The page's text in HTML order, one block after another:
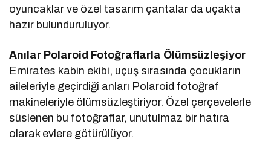
oyuncaklar ve özel tasarım çantalar da uçakta
hazır bulunduruluyor.
Anılar Polaroid Fotoğraflarla Ölümsüzleşiyor
Emirates kabin ekibi, uçuş sırasında çocukların
aileleriyle geçirdiği anları Polaroid fotoğraf
makineleriyle ölümsüzleştiriyor. Özel çerçevelerle
süslenen bu fotoğraflar, unutulmaz bir hatıra
olarak evlere götürülüyor.